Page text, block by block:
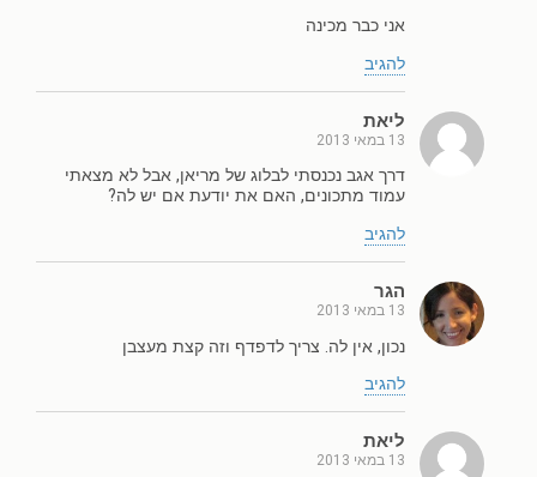
אני כבר מכינה
להגיב
ליאת
13 במאי 2013
דרך אגב נכנסתי לבלוג של מריאן, אבל לא מצאתי
עמוד מתכונים, האם את יודעת אם יש לה?
להגיב
הגר
13 במאי 2013
נכון, אין לה. צריך לדפדף וזה קצת מעצבן
להגיב
ליאת
13 במאי 2013